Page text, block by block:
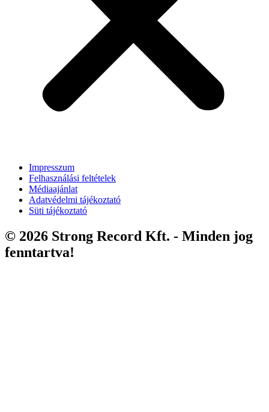
Impresszum
Felhasználási feltételek
Médiaajánlat
Adatvédelmi tájékoztató
Süti tájékoztató
© 2026 Strong Record Kft. - Minden jog
fenntartva!